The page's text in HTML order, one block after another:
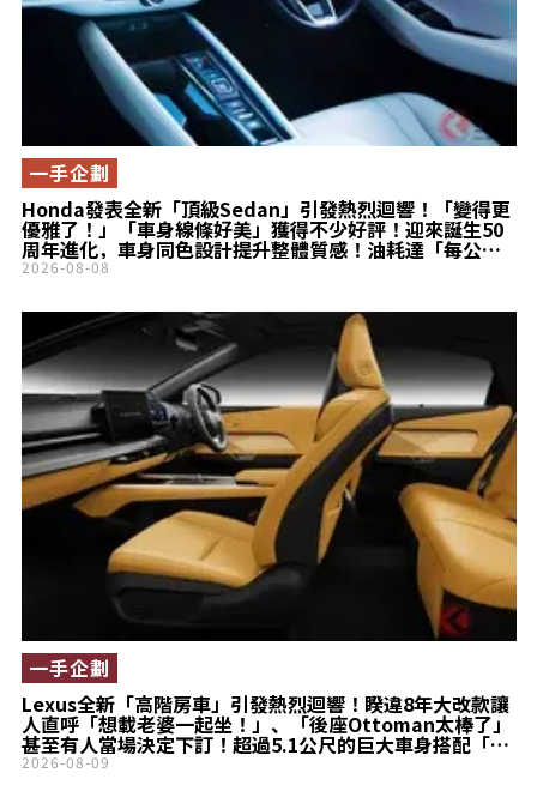
Honda發表全新「頂級Sedan」引發熱烈迴響！「變得更
優雅了！」「車身線條好美」獲得不少好評！迎來誕生50
周年進化，車身同色設計提升整體質感！油耗達「每公升
23.8km」的「Accord」備受矚目！
一手企劃
2026-08-08
Lexus全新「高階房車」引發熱烈迴響！睽違8年大改款讓
人直呼「想載老婆一起坐！」、「後座Ottoman太棒了」
甚至有人當場決定下訂！超過5.1公尺的巨大車身搭配「豪
華待客空間」，全新ES業務透露的「真實心聲」究竟是什
一手企劃
2026-08-09